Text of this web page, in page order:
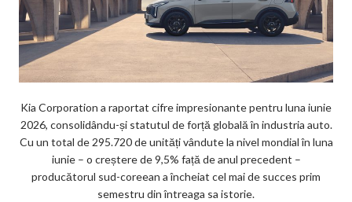
Kia Corporation a raportat cifre impresionante pentru luna iunie
2026, consolidându-și statutul de forță globală în industria auto.
Cu un total de 295.720 de unități vândute la nivel mondial în luna
iunie – o creștere de 9,5% față de anul precedent –
producătorul sud-coreean a încheiat cel mai de succes prim
semestru din întreaga sa istorie.